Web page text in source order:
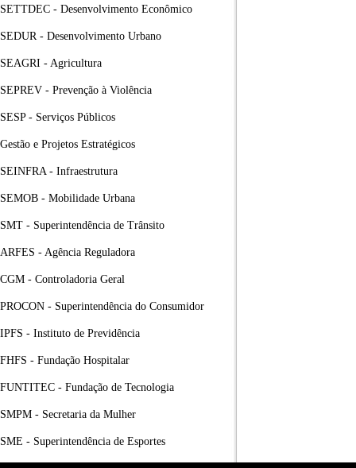
SETTDEC - Desenvolvimento Econômico
SEDUR - Desenvolvimento Urbano
SEAGRI - Agricultura
SEPREV - Prevenção à Violência
SESP - Serviços Públicos
Gestão e Projetos Estratégicos
SEINFRA - Infraestrutura
SEMOB - Mobilidade Urbana
SMT - Superintendência de Trânsito
ARFES - Agência Reguladora
CGM - Controladoria Geral
PROCON - Superintendência do Consumidor
IPFS - Instituto de Previdência
FHFS - Fundação Hospitalar
FUNTITEC - Fundação de Tecnologia
SMPM - Secretaria da Mulher
SME - Superintendência de Esportes